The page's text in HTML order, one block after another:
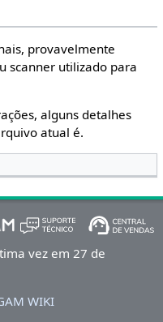
provavelmente
scanner utilizado para
alguns detalhes
atual é.
vez em 27 de
WIKI